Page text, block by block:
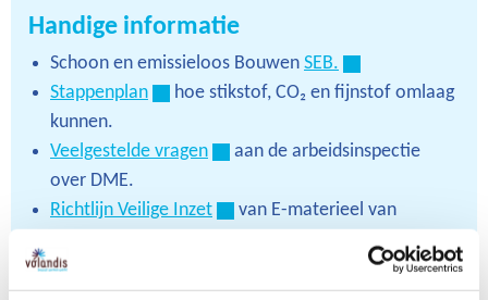
Handige informatie
Schoon en emissieloos Bouwen SEB.
Stappenplan
hoe stikstof, CO₂ en fijnstof omlaag
kunnen.
Veelgestelde vragen
aan de arbeidsinspectie
over DME.
Richtlijn Veilige Inzet
van E-materieel van
Veiligheid van zero-emissiematerieel in de logistiek